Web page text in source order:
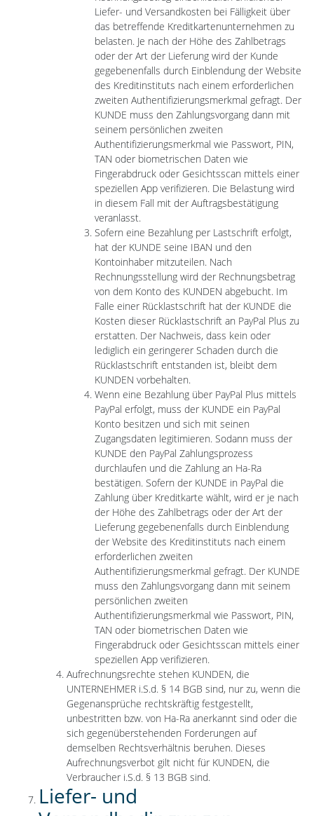
Liefer- und Versandkosten bei Fälligkeit über
das betreffende Kreditkartenunternehmen zu
belasten. Je nach der Höhe des Zahlbetrags
oder der Art der Lieferung wird der Kunde
gegebenenfalls durch Einblendung der Website
des Kreditinstituts nach einem erforderlichen
zweiten Authentifizierungsmerkmal gefragt. Der
KUNDE muss den Zahlungsvorgang dann mit
seinem persönlichen zweiten
Authentifizierungsmerkmal wie Passwort, PIN,
TAN oder biometrischen Daten wie
Fingerabdruck oder Gesichtsscan mittels einer
speziellen App verifizieren. Die Belastung wird
in diesem Fall mit der Auftragsbestätigung
veranlasst.
Sofern eine Bezahlung per Lastschrift erfolgt,
hat der KUNDE seine IBAN und den
Kontoinhaber mitzuteilen. Nach
Rechnungsstellung wird der Rechnungsbetrag
von dem Konto des KUNDEN abgebucht. Im
Falle einer Rücklastschrift hat der KUNDE die
Kosten dieser Rücklastschrift an PayPal Plus zu
erstatten. Der Nachweis, dass kein oder
lediglich ein geringerer Schaden durch die
Rücklastschrift entstanden ist, bleibt dem
KUNDEN vorbehalten.
Wenn eine Bezahlung über PayPal Plus mittels
PayPal erfolgt, muss der KUNDE ein PayPal
Konto besitzen und sich mit seinen
Zugangsdaten legitimieren. Sodann muss der
KUNDE den PayPal Zahlungsprozess
durchlaufen und die Zahlung an Ha-Ra
bestätigen. Sofern der KUNDE in PayPal die
Zahlung über Kreditkarte wählt, wird er je nach
der Höhe des Zahlbetrags oder der Art der
Lieferung gegebenenfalls durch Einblendung
der Website des Kreditinstituts nach einem
erforderlichen zweiten
Authentifizierungsmerkmal gefragt. Der KUNDE
muss den Zahlungsvorgang dann mit seinem
persönlichen zweiten
Authentifizierungsmerkmal wie Passwort, PIN,
TAN oder biometrischen Daten wie
Fingerabdruck oder Gesichtsscan mittels einer
speziellen App verifizieren.
Aufrechnungsrechte stehen KUNDEN, die
UNTERNEHMER i.S.d. § 14 BGB sind, nur zu, wenn die
Gegenansprüche rechtskräftig festgestellt,
unbestritten bzw. von Ha-Ra anerkannt sind oder die
sich gegenüberstehenden Forderungen auf
demselben Rechtsverhältnis beruhen. Dieses
Aufrechnungsverbot gilt nicht für KUNDEN, die
Verbraucher i.S.d. § 13 BGB sind.
Liefer- und